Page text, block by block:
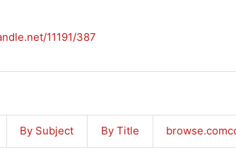
11191/387
By Subject By Title